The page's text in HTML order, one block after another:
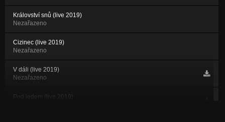
Království snů (live 2019)
Nezařazeno
Cizinec (live 2019)
Nezařazeno
V dáli (live 2019)
Nezařazeno
Pod ledem (live 2019)